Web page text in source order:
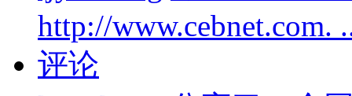
http://www.cebnet.com.
评论